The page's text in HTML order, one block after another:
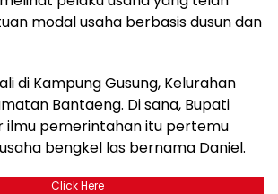
modal usaha berbasis dusun dan
di Kampung Gusung, Kelurahan
Bantaeng. Di sana, Bupati
ilmu pemerintahan itu pertemu
bengkel las bernama Daniel.
Click Here